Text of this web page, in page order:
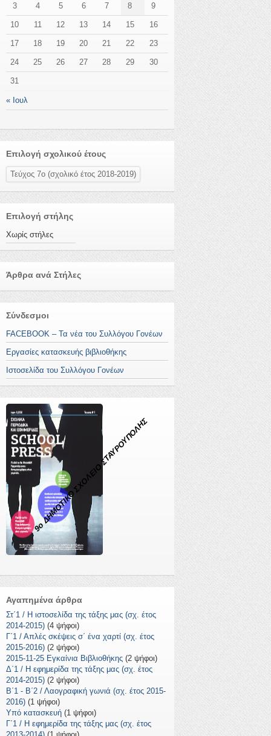
« Ιουλ
3 4 5 6 7 8 9
10 11 12 13 14 15 16
17 18 19 20 21 22 23
24 25 26 27 28 29 30
31
Επιλογή σχολικού έτους
Τεύχος 7ο (σχολικό έτος 2018-2019)
Επιλογή στήλης
Χωρίς στήλες
Άρθρα ανά Στήλες
Σύνδεσμοι
FACEBOOK – Τα νέα του Συλλόγου Γονέων
Εργασίες κατασκευής βιβλιοθήκης
Ιστοσελίδα του Συλλόγου Γονέων
9ο ΔΗΜΟΤΙΚΟ ΣΧΟΛΕΙΟ ΣΤΑΥΡΟΥΠΟΛΗΣ
Αγαπημένα άρθρα
Στ΄1 / Η ιστοσελίδα της τάξης μας (σχ. έτος
2014-2015) (4 ψήφοι)
Γ΄1 / Απλές σκέψεις σ΄ ένα χαρτί (σχ. έτος
2015-2016) (2 ψήφοι)
2015-11-25 Εγκαίνια Βιβλιοθήκης (2 ψήφοι)
Δ΄1 / Η εφημερίδα της τάξης μας (σχ. έτος
2014-2015) (2 ψήφοι)
Β΄1 - Β΄2 / Λαογραφική γωνιά (σχ. έτος 2015-
2016) (1 ψήφοι)
Υπό κατασκευή (1 ψήφοι)
Γ΄1 / Η εφημερίδα της τάξης μας (σχ. έτος